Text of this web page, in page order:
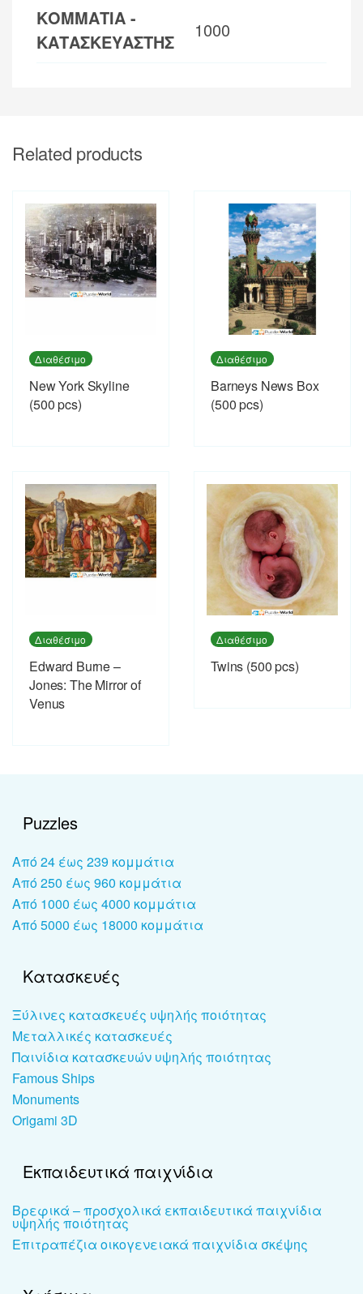
ΚΟΜΜΑΤΙΑ -
ΚΑΤΑΣΚΕΥΑΣΤΗΣ
1000
Related products
Διαθέσιμο
New York Skyline
(500 pcs)
Διαθέσιμο
Barneys News Box
(500 pcs)
Διαθέσιμο
Edward Burne –
Jones: The Mirror of
Venus
Διαθέσιμο
Twins (500 pcs)
Puzzles
Από 24 έως 239 κομμάτια
Από 250 έως 960 κομμάτια
Από 1000 έως 4000 κομμάτια
Από 5000 έως 18000 κομμάτια
Κατασκευές
Ξύλινες κατασκευές υψηλής ποιότητας
Μεταλλικές κατασκευές
Παινίδια κατασκευών υψηλής ποιότητας
Famous Ships
Monuments
Origami 3D
Εκπαιδευτικά παιχνίδια
Βρεφικά – προσχολικά εκπαιδευτικά παιχνίδια
υψηλής ποιότητας
Επιτραπέζια οικογενειακά παιχνίδια σκέψης